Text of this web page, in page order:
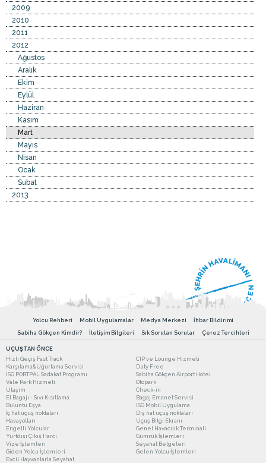
2009
2010
2011
2012
Ağustos
Aralık
Ekim
Eylül
Haziran
Kasım
Mart
Mayıs
Nisan
Ocak
Subat
2013
Yolcu Rehberi Mobil Uygulamalar Medya Merkezi
İhbar Bildirimi
Sabiha Gökçen Kimdir?
İletişim Bilgileri Sık Sorulan Sorular Çerez Tercihleri
UÇUŞTAN ÖNCE
Hızlı Geçiş Fast Track
CIP ve Lounge Hizmeti
Karşılama&Uğurlama Servisi
Duty Free
ISG PORTPAL Sadakat Programı
Sabiha Gökçen Airport Hotel
Vale Park Hizmeti
Otopark
Ulaşım
Check-in
El Bagajı - Sıvı Kısıtlama
Bagaj Emanet Servisi
Buluntu Eşya
ISG Mobil Uygulama
İç hat uçuş noktaları
Dış hat uçuş noktaları
Havayolları
Uçuş Bilgi Ekranı
Engelli Yolcular
Genel Havacılık Terminali
Yurtdışı Çıkış Harcı
Gümrük İşlemleri
Vize İşlemleri
Seyahat Belgeleri
Giden Yolcu İşlemleri
Gelen Yolcu İşlemleri
Evcil Hayvanlarla Seyahat